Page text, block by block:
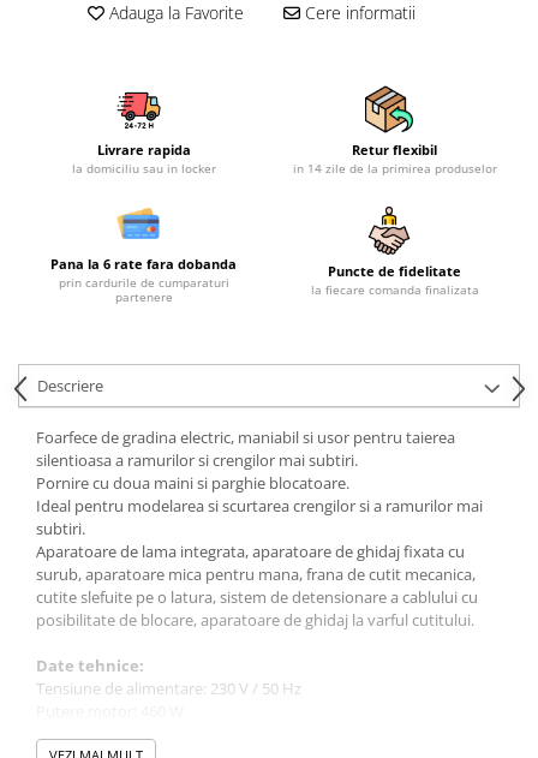
Accesorii echipamente curatenie
Dispozitive de imprastiat si
Unelte taiat
Lopeti pentru zapada
Roabe si carucioare
Sere si solarii
Plase si folii pentru gradinarit
Alte unelte de gradinarit
gradina
Casti de protectie
Manusi de lucru
Ochelari de protectie
Electrice si Iluminat
Sisteme fotovoltaice
Prize & Prelungitoare
Constructii
Masini de taiat
Masini de taiat beton / asfalt
Masini de taiat gresie / faianta
Motodebitatoare
Adauga la Favorite Cere informatii
Livrare rapida
la domiciliu sau in locker
Retur flexibil
in 14 zile de la primirea produselor
Pana la 6 rate fara dobanda
prin cardurile de cumparaturi
partenere
Puncte de fidelitate
la fiecare comanda finalizata
Descriere
Foarfece de gradina electric, maniabil si usor pentru taierea
silentioasa a ramurilor si crengilor mai subtiri.
Pornire cu doua maini si parghie blocatoare.
Ideal pentru modelarea si scurtarea crengilor si a ramurilor mai
subtiri.
Aparatoare de lama integrata, aparatoare de ghidaj fixata cu
surub, aparatoare mica pentru mana, frana de cutit mecanica,
cutite slefuite pe o latura, sistem de detensionare a cablului cu
posibilitate de blocare, aparatoare de ghidaj la varful cutitului.
Date tehnice:
Tensiune de alimentare: 230 V / 50 Hz
Turatie: 3400 rot/min